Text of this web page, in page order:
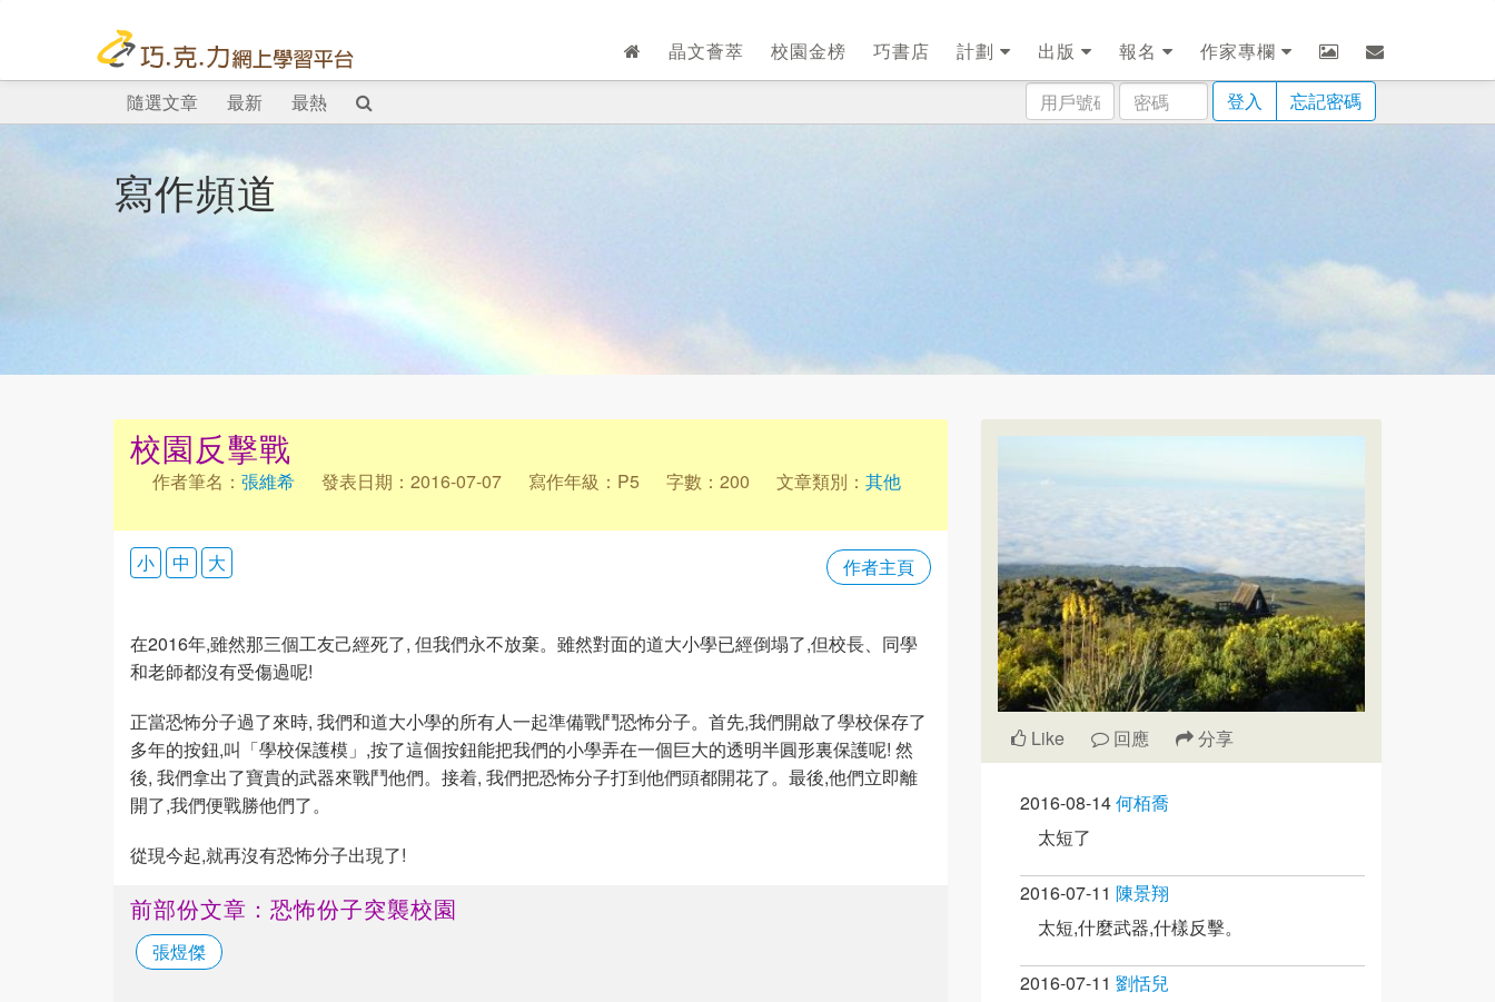
晶文薈萃 校園金榜 巧書店 計劃 出版 報名
作家專欄
用
戶
密
碼
登入 忘記密碼
隨選文章 最新 最熱
寫作頻道
校園反擊戰
作者筆名： 張維希 發表日期：2016-07-07 寫作年級：P5 字數：200 文章類別： 其他
作者主頁
小 中 大
在2016年,雖然那三個工友己經死了, 但我們永不放棄。雖然對面的道大小學已經倒塌了,但校長、同學
和老師都沒有受傷過呢!
正當恐怖分子過了來時, 我們和道大小學的所有人一起準備戰鬥恐怖分子。首先,我們開啟了學校保存了
多年的按鈕,叫「學校保護模」,按了這個按鈕能把我們的小學弄在一個巨大的透明半圓形裏保護呢! 然
後, 我們拿出了寶貴的武器來戰鬥他們。接着, 我們把恐怖分子打到他們頭都開花了。最後,他們立即離
開了,我們便戰勝他們了。
從現今起,就再沒有恐怖分子出現了!
前部份文章：恐怖份子突襲校園
張煜傑
Like 回應 分享
2016-08-14何栢喬
太短了
2016-07-11 陳景翔
太短,什麼武器,什樣反擊。
2016-07-11 劉恬兒